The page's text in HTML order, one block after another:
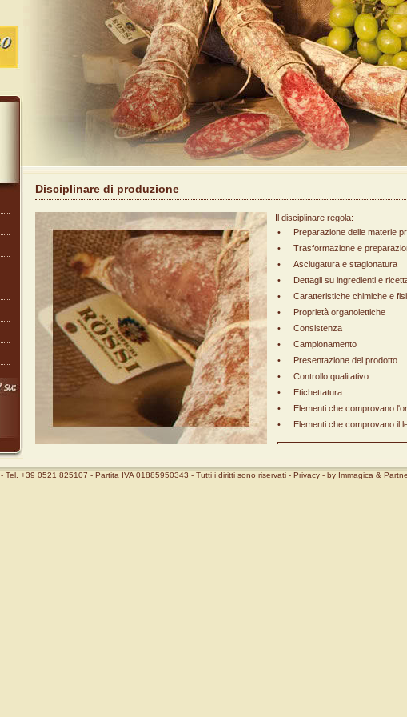
Disciplinare di produzione
Il disciplinare regola:
•
Preparazione delle materie
•
Trasformazione e
•
Asciugatura e stagionatura
•
Dettagli su ingredienti e
•
Caratteristiche chimiche e
•
Proprietà organolettiche
•
Consistenza
•
Campionamento
•
Presentazione del prodotto
•
Controllo qualitativo
•
Etichettatura
•
Elementi che comprovano
•
Elementi che comprovano il
- Tel. +39 0521 825107 - Partita IVA 01885950343 - Tutti i diritti sono riservati - Privacy - by Immagica &